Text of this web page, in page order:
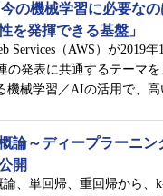
の機械学習に必要な
を発揮できる基盤」
Services（AWS）が2019
の発表に共通するテーマ
機械学習／AIの活用で、
論～ディープラーニ
開
、単回帰、重回帰から、